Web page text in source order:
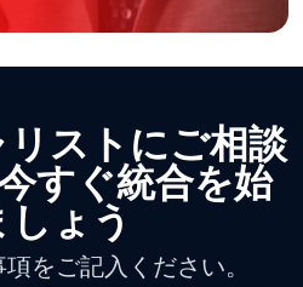
リストにご相談
すぐ統合を始
ょう
をご記入ください。